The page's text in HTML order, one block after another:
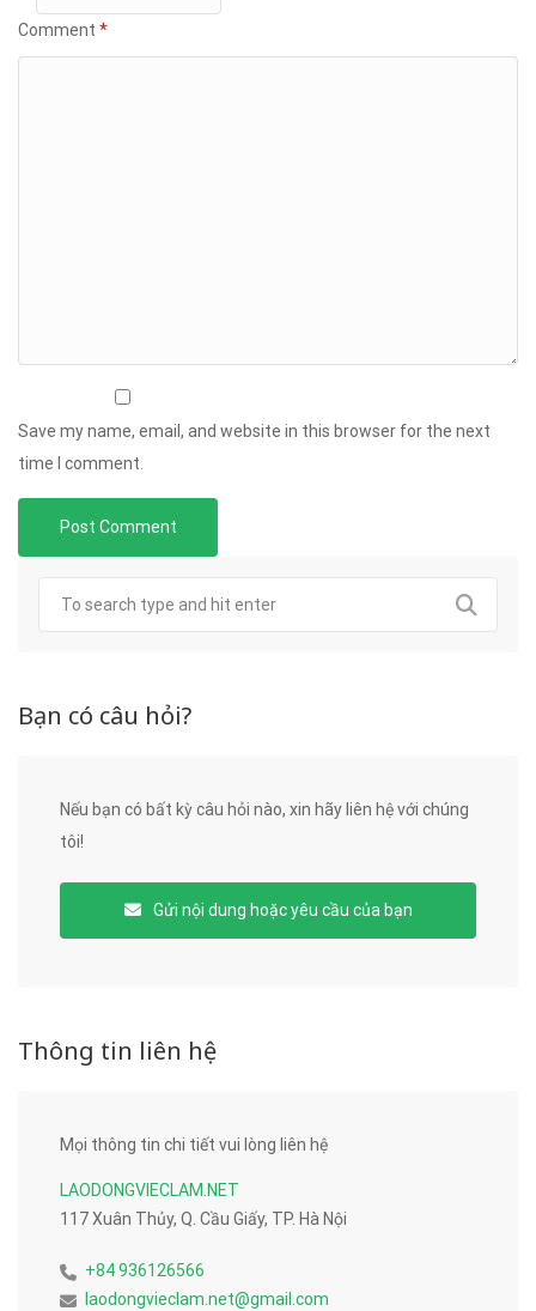
Comment *
Save my name, email, and website in this browser for the next
time I comment.
Bạn có câu hỏi?
Nếu bạn có bất kỳ câu hỏi nào, xin hãy liên hệ với chúng
tôi!
Gửi nội dung hoặc yêu cầu của bạn
Thông tin liên hệ
Mọi thông tin chi tiết vui lòng liên hệ
LAODONGVIECLAM.NET
117 Xuân Thủy, Q. Cầu Giấy, TP. Hà Nội
+84 936126566
laodongvieclam.net@gmail.com